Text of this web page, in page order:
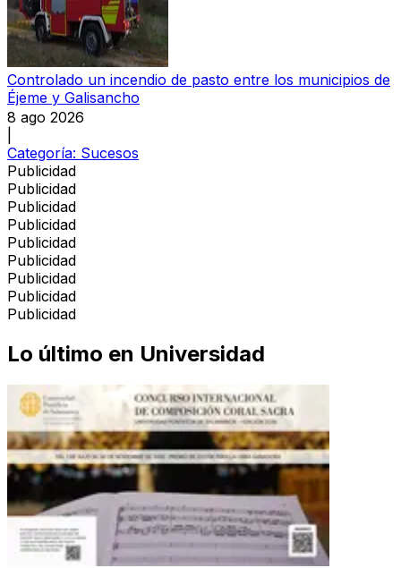
Controlado un incendio de pasto entre los municipios de
Éjeme y Galisancho
8 ago 2026
Categoría: Sucesos
Publicidad
Publicidad
Publicidad
Publicidad
Publicidad
Publicidad
Publicidad
Publicidad
Publicidad
Lo último en Universidad